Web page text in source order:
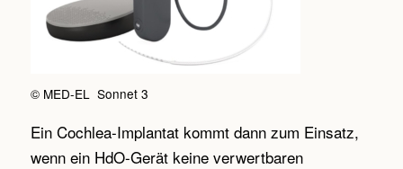
© MED-EL Sonnet 3
Ein Cochlea-Implantat kommt dann zum Einsatz,
wenn ein HdO-Gerät keine verwertbaren